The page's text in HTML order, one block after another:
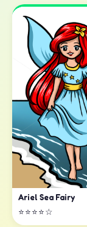
Ariel Sea Fairy
⭐⭐⭐⭐☆